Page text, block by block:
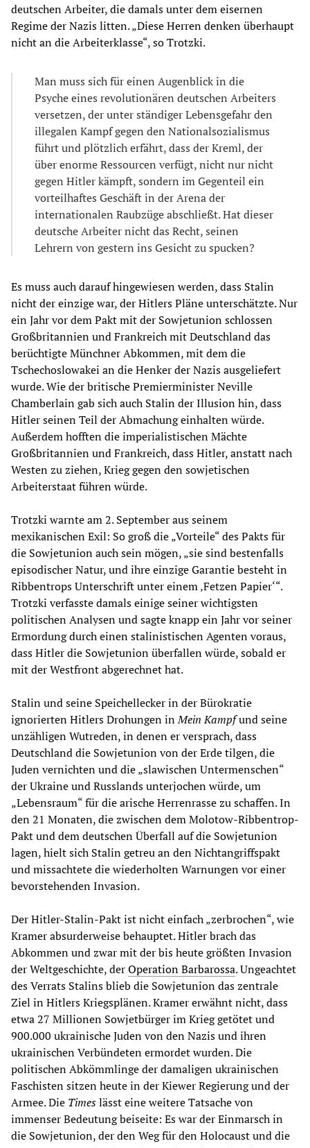
deutschen Arbeiter, die damals unter dem eisernen
Regime der Nazis litten. „Diese Herren denken überhaupt
nicht an die Arbeiterklasse“, so Trotzki.
Man muss sich für einen Augenblick in die
Psyche eines revolutionären deutschen Arbeiters
versetzen, der unter ständiger Lebensgefahr den
illegalen Kampf gegen den Nationalsozialismus
führt und plötzlich erfährt, dass der Kreml, der
über enorme Ressourcen verfügt, nicht nur nicht
gegen Hitler kämpft, sondern im Gegenteil ein
vorteilhaftes Geschäft in der Arena der
internationalen Raubzüge abschließt. Hat dieser
deutsche Arbeiter nicht das Recht, seinen
Lehrern von gestern ins Gesicht zu spucken?
Es muss auch darauf hingewiesen werden, dass Stalin
nicht der einzige war, der Hitlers Pläne unterschätzte. Nur
ein Jahr vor dem Pakt mit der Sowjetunion schlossen
Großbritannien und Frankreich mit Deutschland das
berüchtigte Münchner Abkommen, mit dem die
Tschechoslowakei an die Henker der Nazis ausgeliefert
wurde. Wie der britische Premierminister Neville
Chamberlain gab sich auch Stalin der Illusion hin, dass
Hitler seinen Teil der Abmachung einhalten würde.
Außerdem hofften die imperialistischen Mächte
Großbritannien und Frankreich, dass Hitler, anstatt nach
Westen zu ziehen, Krieg gegen den sowjetischen
Arbeiterstaat führen würde.
Trotzki warnte am 2. September aus seinem
mexikanischen Exil: So groß die „Vorteile“ des Pakts für
die Sowjetunion auch sein mögen, „sie sind bestenfalls
episodischer Natur, und ihre einzige Garantie besteht in
Ribbentrops Unterschrift unter einem ‚Fetzen Papier‘“.
Trotzki verfasste damals einige seiner wichtigsten
politischen Analysen und sagte knapp ein Jahr vor seiner
Ermordung durch einen stalinistischen Agenten voraus,
dass Hitler die Sowjetunion überfallen würde, sobald er
mit der Westfront abgerechnet hat.
Stalin und seine Speichellecker in der Bürokratie
ignorierten Hitlers Drohungen inMein Kampfund seine
unzähligen Wutreden, in denen er versprach, dass
Deutschland die Sowjetunion von der Erde tilgen, die
Juden vernichten und die „slawischen Untermenschen“
der Ukraine und Russlands unterjochen würde, um
„Lebensraum“ für die arische Herrenrasse zu schaffen. In
den 21 Monaten, die zwischen dem Molotow-Ribbentrop-
Pakt und dem deutschen Überfall auf die Sowjetunion
lagen, hielt sich Stalin getreu an den Nichtangriffspakt
und missachtete die wiederholten Warnungen vor einer
bevorstehenden Invasion.
Der Hitler-Stalin-Pakt ist nicht einfach „zerbrochen“, wie
Kramer absurderweise behauptet. Hitler brach das
Abkommen und zwar mit der bis heute größten Invasion
der Weltgeschichte, derOperation Barbarossa. Ungeachtet
des Verrats Stalins blieb die Sowjetunion das zentrale
Ziel in Hitlers Kriegsplänen. Kramer erwähnt nicht, dass
etwa 27 Millionen Sowjetbürger im Krieg getötet und
900.000 ukrainische Juden von den Nazis und ihren
ukrainischen Verbündeten ermordet wurden. Die
politischen Abkömmlinge der damaligen ukrainischen
Faschisten sitzen heute in der Kiewer Regierung und der
Armee. Die Timeslässt eine weitere Tatsache von
immenser Bedeutung beiseite: Es war der Einmarsch in
die Sowjetunion, der den Weg für den Holocaust und die